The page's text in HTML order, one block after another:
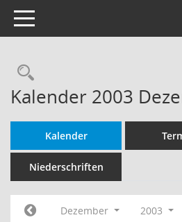
Toggle navigation
Rechercheauswahl
Kalender 2003
Kalender
Niederschriften
Dezember 2003